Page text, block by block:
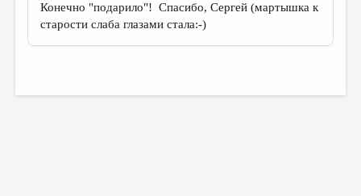
КУЛЬТУРОВЕДЕНИЕ
ПУБЛИЦИСТИКА
Конечно "подарило"! Cпасибо, Сергей (мартышка к
старости слаба глазами стала:-)